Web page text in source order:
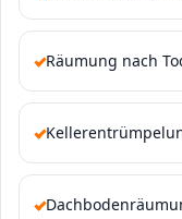
Räumung nach